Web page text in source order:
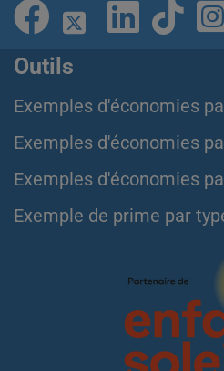
Outils
Exemples d'économies
Exemples d'économies
Exemples d'économies
Exemple de prime par